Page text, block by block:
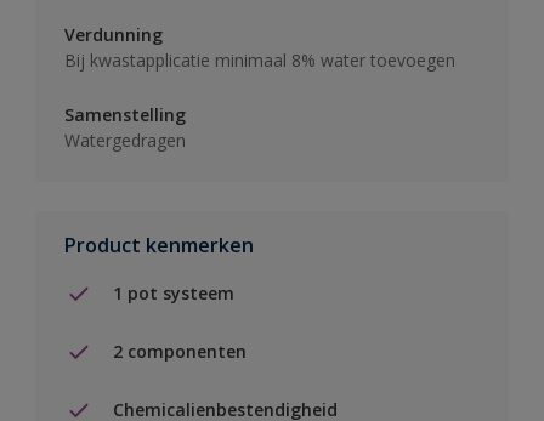
Verdunning
Bij kwastapplicatie minimaal 8% water toevoegen
Samenstelling
Watergedragen
Product kenmerken
1 pot systeem
2 componenten
Chemicalienbestendigheid